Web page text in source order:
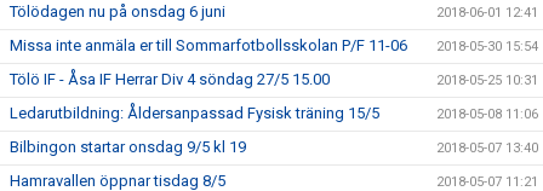
Tölödagen nu på onsdag 6 juni 2018-06-01 12:41
Missa inte anmäla er till Sommarfotbollsskolan P/F 11-06 2018-05-30 15:54
Tölö IF - Åsa IF Herrar Div 4 söndag 27/5 15.00 2018-05-25 10:31
Ledarutbildning: Åldersanpassad Fysisk träning 15/5 2018-05-08 11:06
Bilbingon startar onsdag 9/5 kl 19 2018-05-07 13:40
Hamravallen öppnar tisdag 8/5 2018-05-07 11:21